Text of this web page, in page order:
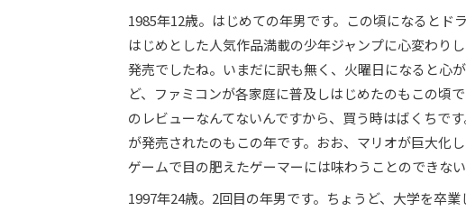
1985年12歳。はじめての年男です。この頃になると
はじめとした人気作品満載の少年ジャンプに心変わり
発売でしたね。いまだに訳も無く、火曜日になると心
ど、ファミコンが各家庭に普及しはじめたのもこの頃
のレビューなんてないんですから、買う時はばくちで
が発売されたのもこの年です。おお、マリオが巨大化
ゲームで目の肥えたゲーマーには味わうことのできな
1997年24歳。2回目の年男です。ちょうど、大学を卒